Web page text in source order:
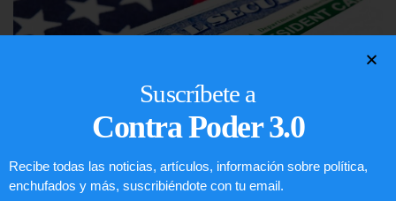
Suscríbete a
Contra Poder 3.0
Recibe todas las noticias, artículos, información sobre política,
enchufados y más, suscribiéndote con tu email.